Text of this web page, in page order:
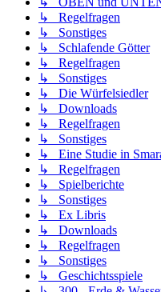
↳ Regelfragen
↳ Sonstiges
↳ Schlafende Götter
↳ Regelfragen
↳ Sonstiges
↳ Die Würfelsiedler
↳ Downloads
↳ Regelfragen
↳ Sonstiges
↳ Eine Studie in
↳ Regelfragen
↳ Spielberichte
↳ Sonstiges
↳ Ex Libris
↳ Downloads
↳ Regelfragen
↳ Sonstiges
↳ Geschichtsspiele